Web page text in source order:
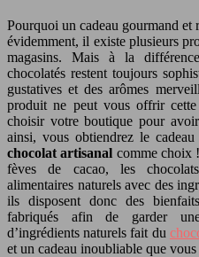
Pourquoi un cadeau gourmand
évidemment, il existe plusieurs
magasins. Mais à la
chocolatés restent toujours
gustatives et des arômes
produit ne peut vous offrir
choisir votre boutique pour
ainsi, vous obtiendrez le
chocolat artisanal comme choix
fèves de cacao, les
alimentaires naturels avec des
ils disposent donc des
fabriqués afin de garder
d’ingrédients naturels fait du
et un cadeau inoubliable que